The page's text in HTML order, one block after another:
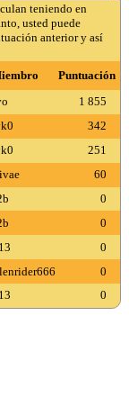
teniendo en
usted puede
anterior y así
Puntuación
1 855
342
251
60
0
0
0
0
0